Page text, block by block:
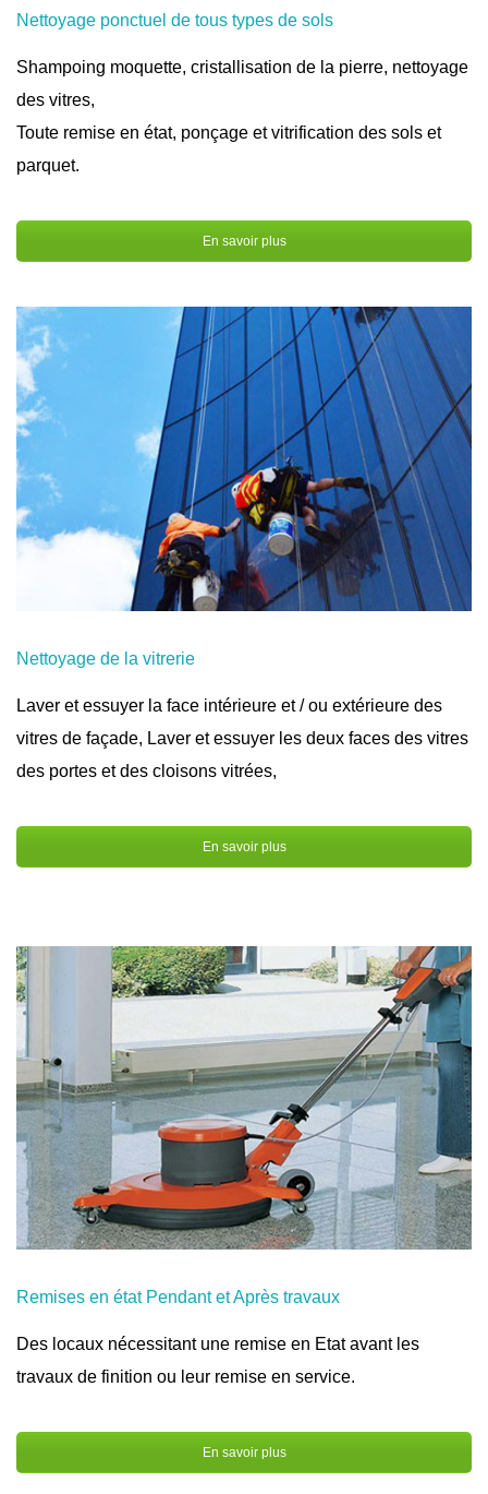
Nettoyage ponctuel de tous types de sols
Shampoing moquette, cristallisation de la pierre, nettoyage
des vitres,
Toute remise en état, ponçage et vitrification des sols et
parquet.
En savoir plus
Nettoyage de la vitrerie
Laver et essuyer la face intérieure et / ou extérieure des
vitres de façade, Laver et essuyer les deux faces des vitres
des portes et des cloisons vitrées,
En savoir plus
Remises en état Pendant et Après travaux
Des locaux nécessitant une remise en Etat avant les
travaux de finition ou leur remise en service.
En savoir plus